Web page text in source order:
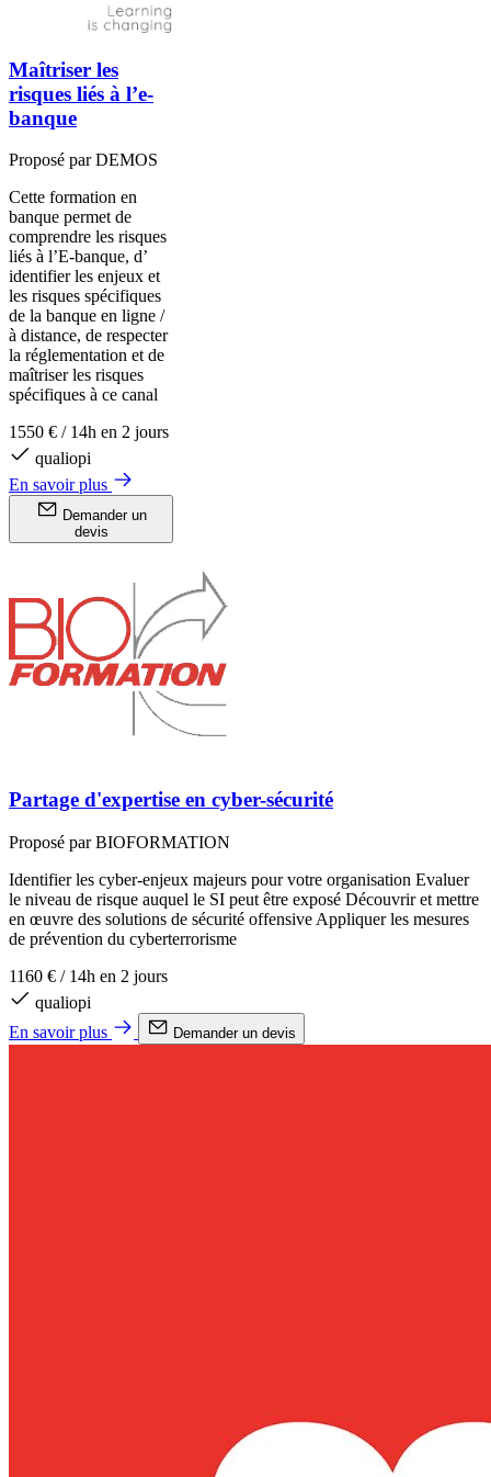
Maîtriser les
risques liés à l’e-
banque
Proposé par DEMOS
Cette formation en
banque permet de
comprendre les risques
liés à l’E-banque, d’
identifier les enjeux et
les risques spécifiques
de la banque en ligne /
à distance, de respecter
la réglementation et de
maîtriser les risques
spécifiques à ce canal
1550 € / 14h en 2 jours
qualiopi
En savoir plus
Demander un
devis
Partage d'expertise en cyber-sécurité
Proposé par BIOFORMATION
Identifier les cyber-enjeux majeurs pour votre organisation Evaluer
le niveau de risque auquel le SI peut être exposé Découvrir et mettre
en œuvre des solutions de sécurité offensive Appliquer les mesures
de prévention du cyberterrorisme
1160 € / 14h en 2 jours
qualiopi
En savoir plus
Demander un devis